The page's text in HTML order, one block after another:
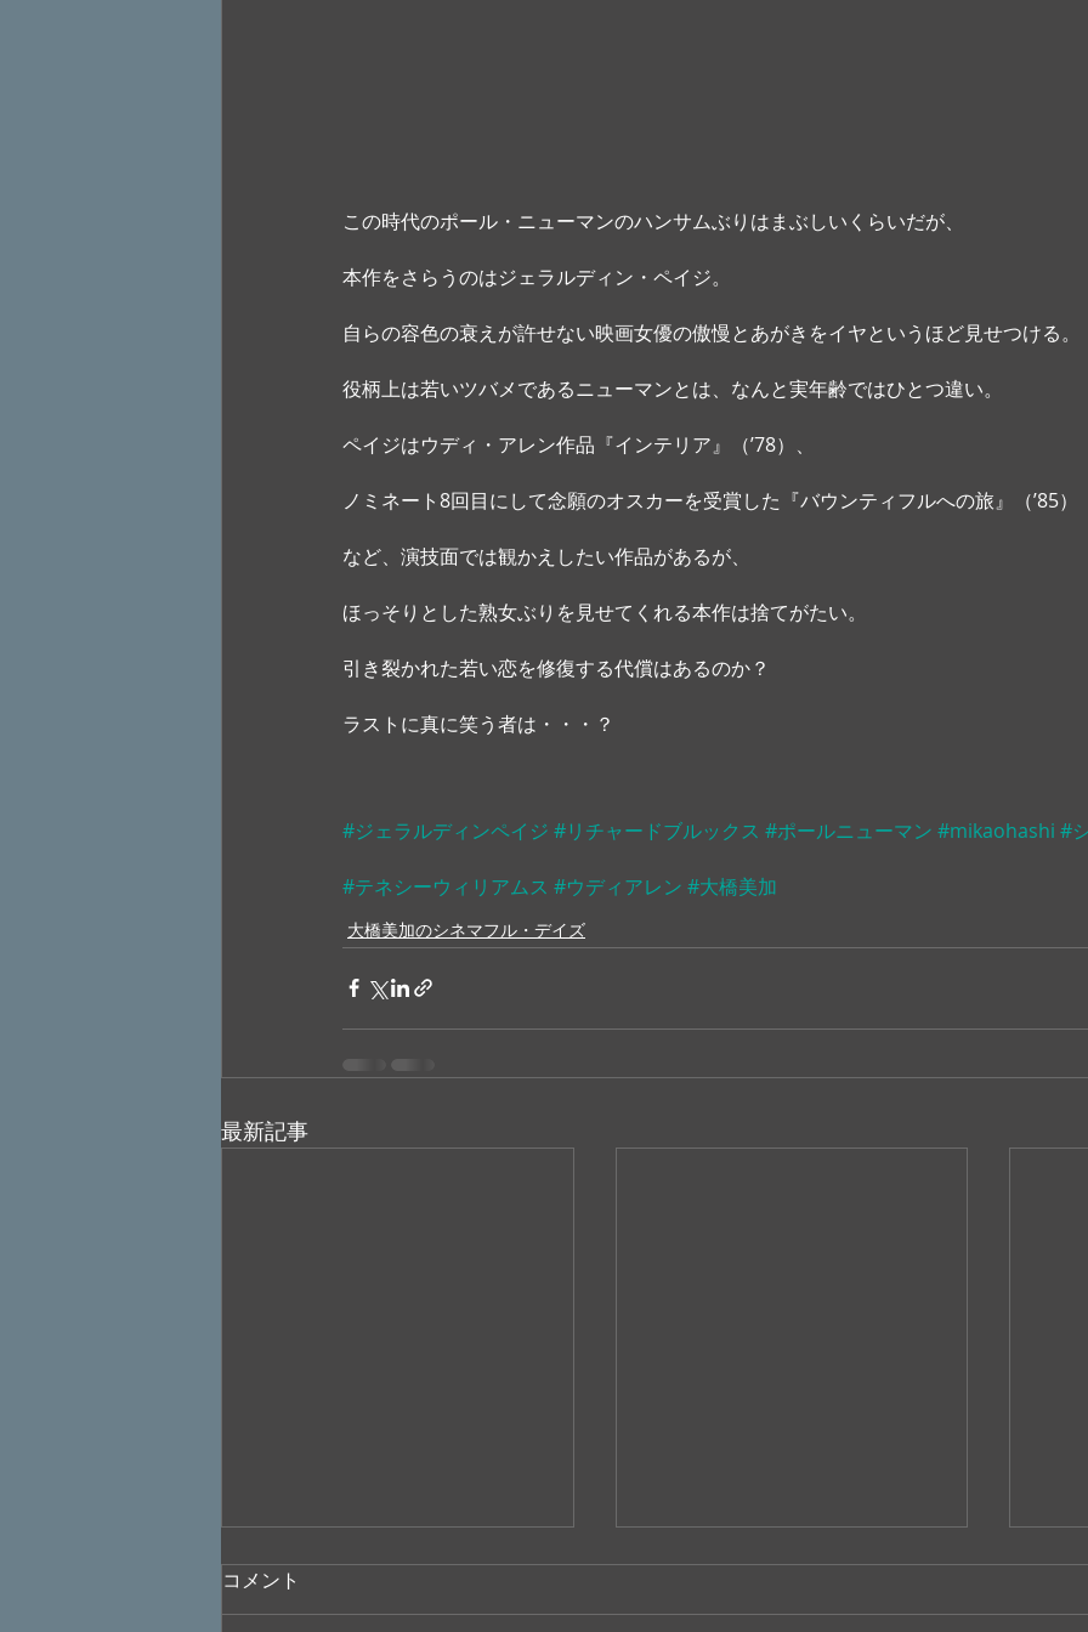
この時代のポール・ニューマンのハンサムぶりはまぶしいくらいだが、
本作をさらうのはジェラルディン・ペイジ。
自らの容色の衰えが許せない映画女優の傲慢とあがきをイヤというほど見せつける。
役柄上は若いツバメであるニューマンとは、なんと実年齢ではひとつ違い。
ペイジはウディ・アレン作品『インテリア』（’78）、
ノミネート8回目にして念願のオスカーを受賞した『バウンティフルへの旅』（’85）
など、演技面では観かえしたい作品があるが、
ほっそりとした熟女ぶりを見せてくれる本作は捨てがたい。
引き裂かれた若い恋を修復する代償はあるのか？
ラストに真に笑う者は・・・？
#ジェラルディンペイジ #リチャードブルックス #ポールニューマン #mikaohashi #
#テネシーウィリアムス #ウディアレン #大橋美加
大橋美加のシネマフル・デイズ
最新記事
コメント